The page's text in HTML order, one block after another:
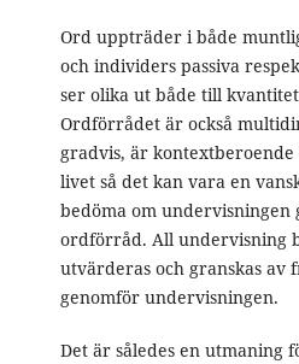
Ord uppträder i både
och individers passiva
ser olika ut både till
Ordförrådet är också
gradvis, är kontextberoende
livet så det kan vara en
bedöma om undervisningen
ordförråd. All undervisning
utvärderas och granskas av
genomför undervisningen.
Det är således en utmaning